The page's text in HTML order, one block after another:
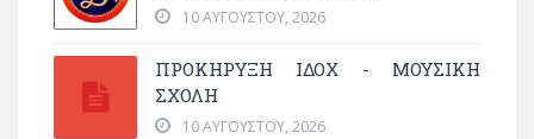
10 ΑΥΓΟΎΣΤΟΥ, 2026
ΠΡΟΚΗΡΥΞΗ ΙΔΟΧ - ΜΟΥΣΙΚΗ
ΣΧΟΛΗ
10 ΑΥΓΟΎΣΤΟΥ, 2026